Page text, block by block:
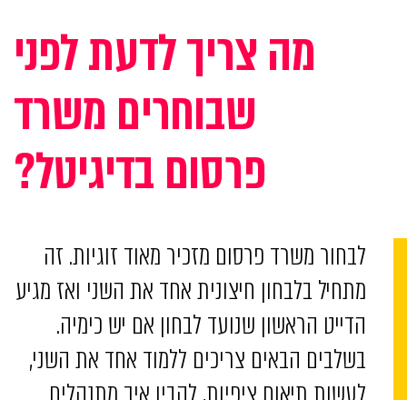
מה צריך לדעת לפני
שבוחרים משרד
פרסום בדיגיטל?
לבחור משרד פרסום מזכיר מאוד זוגיות. זה
מתחיל בלבחון חיצונית אחד את השני ואז מגיע
הדייט הראשון שנועד לבחון אם יש כימיה.
בשלבים הבאים צריכים ללמוד אחד את השני,